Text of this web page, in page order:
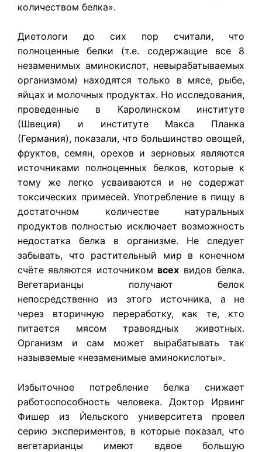
количеством белка».
Диетологи до сих пор считали, что
полноценные белки (т.е. содержащие все 8
незаменимых аминокислот, невырабатываемых
организмом) находятся только в мясе, рыбе,
яйцах и молочных продуктах. Но исследования,
проведенные в Каролинском институте
(Швеция) и институте Макса Планка
(Германия), показали, что большинство овощей,
фруктов, семян, орехов и зерновых являются
источниками полноценных белков, которые к
тому же легко усваиваются и не содержат
токсических примесей. Употребление в пищу в
достаточном количестве натуральных
продуктов полностью исключает возможность
недостатка белка в организме. Не следует
забывать, что растительный мир в конечном
счёте являются источником всех видов белка.
Вегетарианцы получают белок
непосредственно из этого источника, а не
через вторичную переработку, как те, кто
питается мясом травоядных животных.
Организм и сам может вырабатывать так
называемые «незаменимые аминокислоты».
Избыточное потребление белка снижает
работоспособность человека. Доктор Ирвинг
Фишер из Йельского университета провел
серию экспериментов, в которые показал, что
вегетарианцы имеют вдвое большую